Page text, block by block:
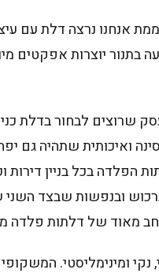
אנחנו נרצה דלת עם
בתנור יוצרות אפקטים
שרוצים לבחור בדלת
ואיכותית שתהיה גם
הפלדה בכל בניין דירות
ובנפשות שבצד
מאוד של דלתות פלדה
ומינימליסטי.